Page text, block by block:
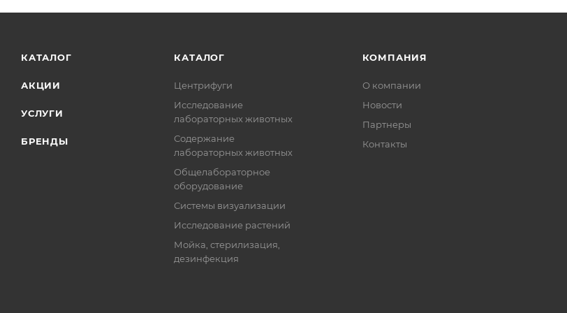
КАТАЛОГ
АКЦИИ
УСЛУГИ
БРЕНДЫ
КАТАЛОГ
Центрифуги
Исследование
лабораторных животных
Содержание
лабораторных животных
Общелабораторное
оборудование
Системы визуализации
Исследование растений
Мойка, стерилизация,
дезинфекция
КОМПАНИЯ
О компании
Новости
Партнеры
Контакты